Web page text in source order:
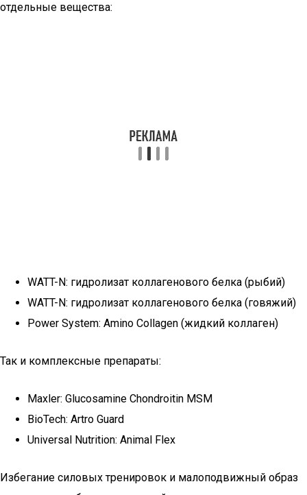
отдельные вещества:
WATT-N: гидролизат коллагенового белка (рыбий)
WATT-N: гидролизат коллагенового белка (говяжий)
Power System: Amino Collagen (жидкий коллаген)
Так и комплексные препараты:
Maxler: Glucosamine Chondroitin MSM
BioTech: Artro Guard
Universal Nutrition: Animal Flex
Избегание силовых тренировок и малоподвижный образ